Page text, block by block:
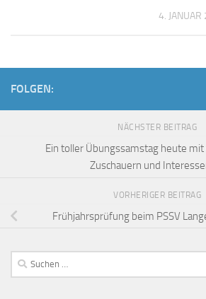
4. JANUAR
FOLGEN:
NÄCHSTER BEITRAG
Ein toller Übungssamstag heute mit
Zuschauern und
VORHERIGER BEITRAG
Frühjahrsprüfung beim PSSV
Suchen
nach: